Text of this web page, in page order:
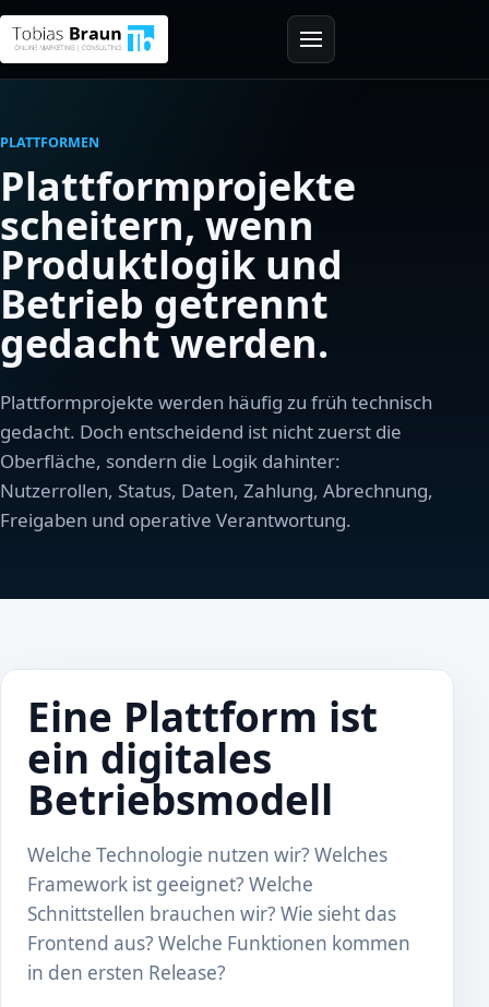
PLATTFORMEN
Plattformprojekte
scheitern, wenn
Produktlogik und
Betrieb getrennt
gedacht werden.
Plattformprojekte werden häufig zu früh technisch
gedacht. Doch entscheidend ist nicht zuerst die
Oberfläche, sondern die Logik dahinter:
Nutzerrollen, Status, Daten, Zahlung, Abrechnung,
Freigaben und operative Verantwortung.
Eine Plattform ist
ein digitales
Betriebsmodell
Welche Technologie nutzen wir? Welches
Framework ist geeignet? Welche
Schnittstellen brauchen wir? Wie sieht das
Frontend aus? Welche Funktionen kommen
in den ersten Release?